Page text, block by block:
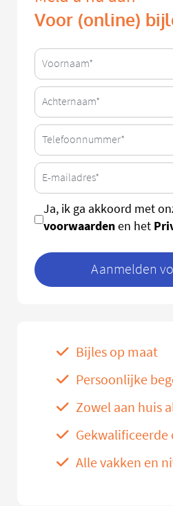
Voor (online)
Ja, ik ga akkoord met
voorwaardenen het
Aanmelden
Bijles op maat
Persoonlijke
Zowel aan huis
Gekwalificeerde
Alle vakken en